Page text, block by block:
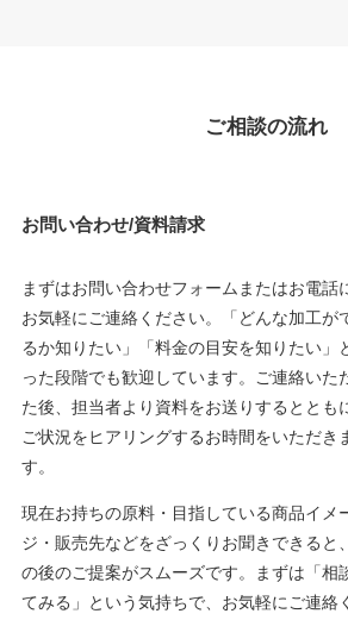
ご相談の流れ
お問い合わせ/資料請求
まずはお問い合わせフォームまたはお電話
お気軽にご連絡ください。「どんな加工が
るか知りたい」「料金の目安を知りたい」
った段階でも歓迎しています。ご連絡いた
た後、担当者より資料をお送りするととも
ご状況をヒアリングするお時間をいただき
す。
現在お持ちの原料・目指している商品イメ
ジ・販売先などをざっくりお聞きできると
の後のご提案がスムーズです。まずは「相
てみる」という気持ちで、お気軽にご連絡